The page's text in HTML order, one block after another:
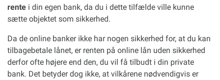
rente i din egen bank, da du i dette tilfælde ville kunne
sætte objektet som sikkerhed.
Da de online banker ikke har nogen sikkerhed for, at du kan
tilbagebetale lånet, er renten på online lån uden sikkerhed
derfor ofte højere end den, du vil få tilbudt i din private
bank. Det betyder dog ikke, at vilkårene nødvendigvis er